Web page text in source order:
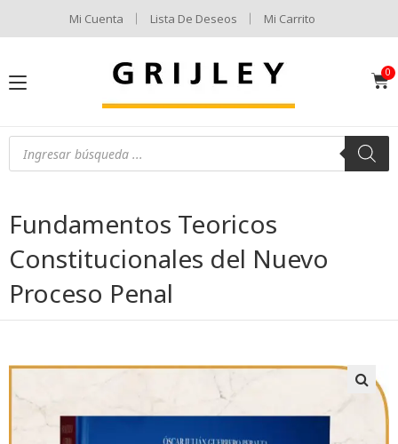
Mi Cuenta Lista De Deseos Mi Carrito
Fundamentos Teoricos
Constitucionales del Nuevo
Proceso Penal